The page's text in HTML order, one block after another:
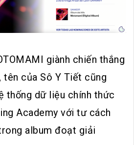
giành chiến thắng
tên của Sô Y Tiết cũng
thống dữ liệu chính thức
Academy với tư cách
album đoạt giải